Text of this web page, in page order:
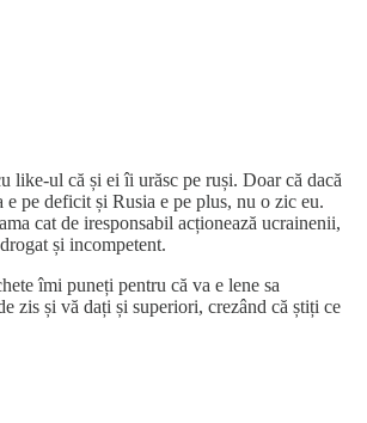
like-ul că și ei îi urăsc pe ruși. Doar că dacă
e pe deficit și Rusia e pe plus, nu o zic eu.
cat de iresponsabil acționează ucrainenii,
și incompetent.
îmi puneți pentru că va e lene sa
zis și vă dați și superiori, crezând că știți ce